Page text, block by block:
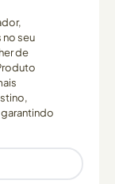
seu
de